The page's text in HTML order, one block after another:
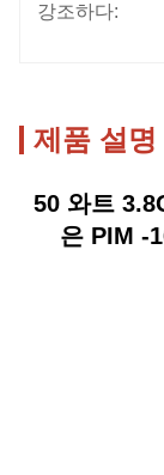
강조하다:
제품 설명
50 와트
은 PIM -